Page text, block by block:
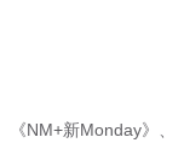
《NM+新Monday》